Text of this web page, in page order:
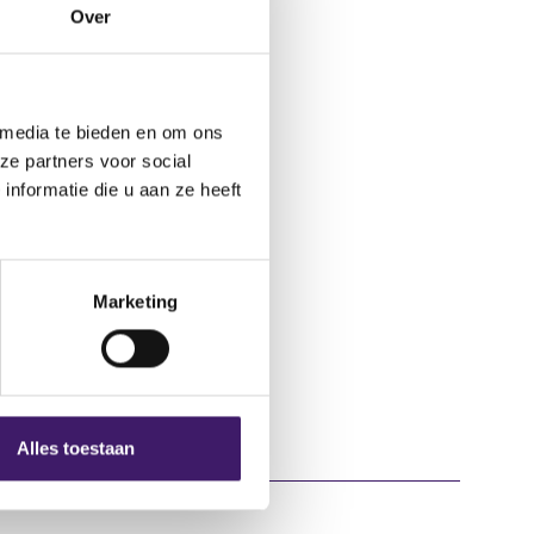
Over
te bieden en om ons
partners voor social
die u aan ze heeft
Marketing
Alles toestaan